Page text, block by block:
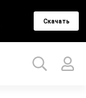
Скачать